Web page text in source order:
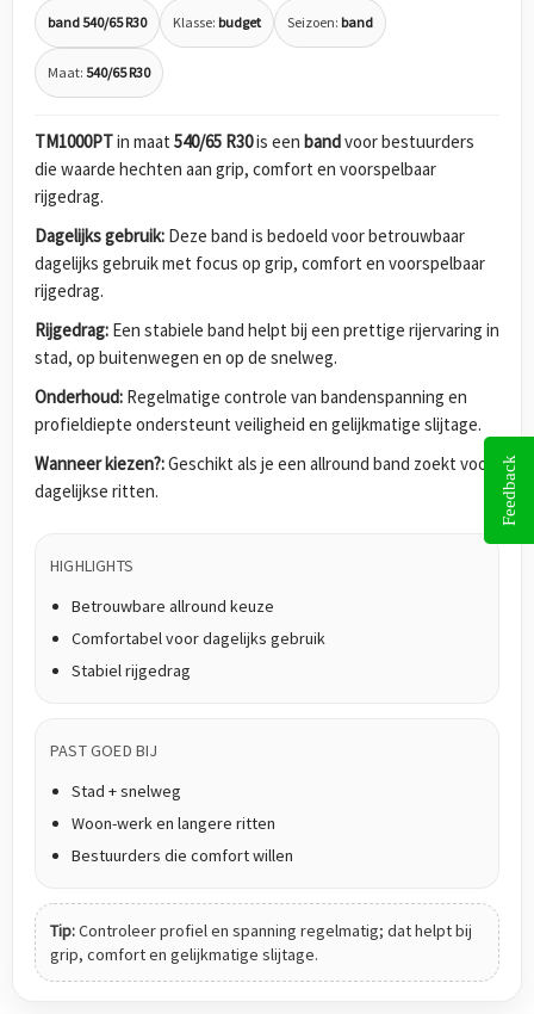
band 540/65 R30 Klasse: budget Seizoen: band
Maat: 540/65 R30
TM1000PTin maat 540/65 R30is een bandvoor bestuurders
die waarde hechten aan grip, comfort en voorspelbaar
rijgedrag.
Dagelijks gebruik: Deze band is bedoeld voor betrouwbaar
dagelijks gebruik met focus op grip, comfort en voorspelbaar
rijgedrag.
Rijgedrag: Een stabiele band helpt bij een prettige rijervaring in
stad, op buitenwegen en op de snelweg.
Onderhoud: Regelmatige controle van bandenspanning en
profieldiepte ondersteunt veiligheid en gelijkmatige slijtage.
Wanneer kiezen?:Geschikt als je een allround band zoekt voor
dagelijkse ritten.
HIGHLIGHTS
Betrouwbare allround keuze
Comfortabel voor dagelijks gebruik
Stabiel rijgedrag
PAST GOED BIJ
Stad + snelweg
Woon-werk en langere ritten
Bestuurders die comfort willen
Tip:Controleer profiel en spanning regelmatig; dat helpt bij
grip, comfort en gelijkmatige slijtage.
Feedback